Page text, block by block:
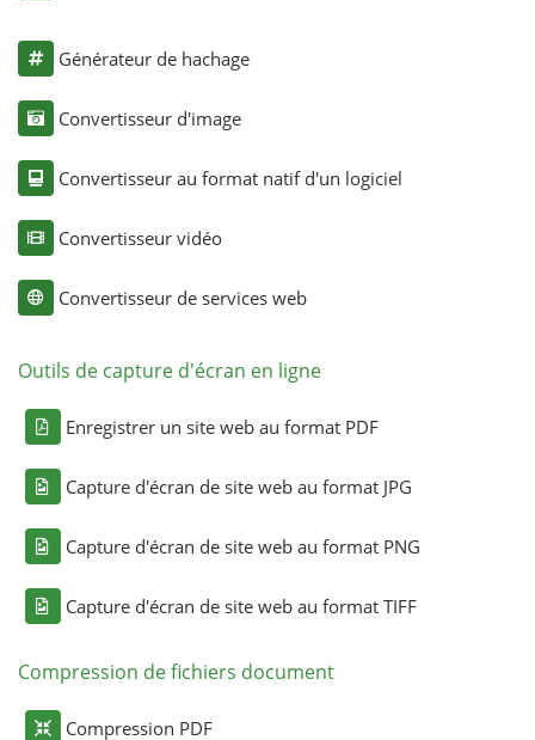
Générateur de hachage
Convertisseur d'image
Convertisseur au format natif d'un logiciel
Convertisseur vidéo
Convertisseur de services web
Outils de capture d'écran en ligne
Enregistrer un site web au format PDF
Capture d'écran de site web au format JPG
Capture d'écran de site web au format PNG
Capture d'écran de site web au format TIFF
Compression de fichiers document
Compression PDF